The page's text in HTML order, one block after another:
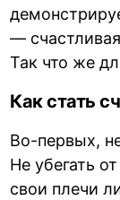
—
Так что же
Как стать
Во-первых,
Не убегать
свои плечи